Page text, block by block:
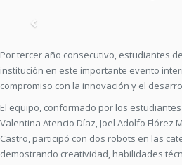
Previous
Por tercer año consecutivo, estudiantes
institución en este importante evento
compromiso con la innovación y el
El equipo, conformado por los
Valentina Atencio Díaz, Joel Adolfo Flórez
Castro, participó con dos robots en las
demostrando creatividad, habilidades